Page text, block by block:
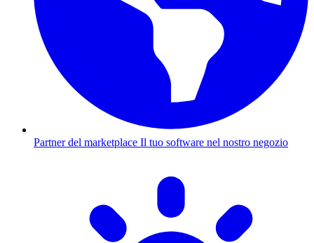
Partner del marketplace Il tuo software nel nostro negozio